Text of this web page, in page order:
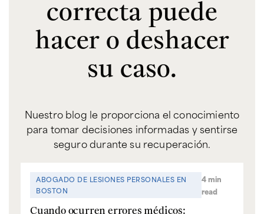
correcta puede
hacer o deshacer
su caso.
Nuestro blog le proporciona el conocimiento
para tomar decisiones informadas y sentirse
seguro durante su recuperación.
ABOGADO DE LESIONES PERSONALES EN
BOSTON
4 min
read
Cuando ocurren errores médicos: